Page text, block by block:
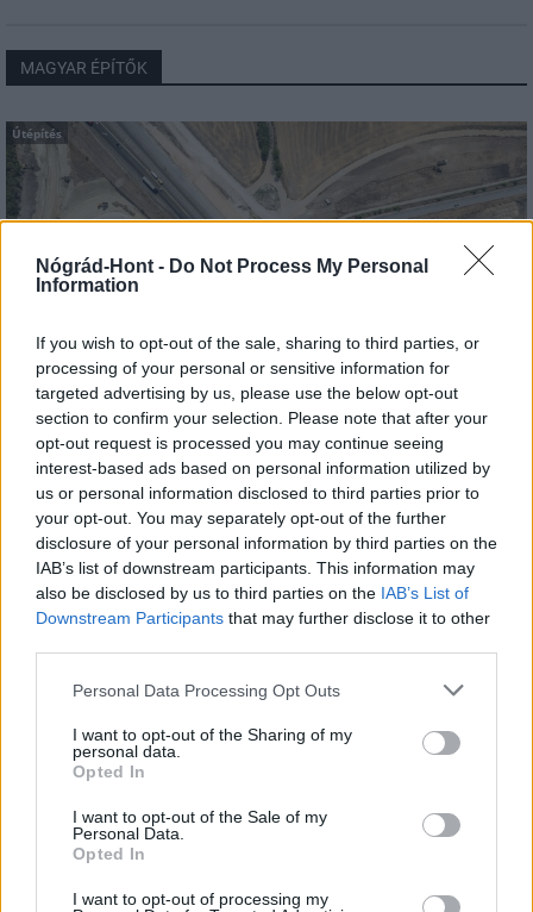
Nógrád-Hont - Do Not Process My Personal
Information
If you wish to opt-out of the sale, sharing to third parties, or
processing of your personal or sensitive information for
targeted advertising by us, please use the below opt-out
section to confirm your selection. Please note that after your
opt-out request is processed you may continue seeing
interest-based ads based on personal information utilized by
us or personal information disclosed to third parties prior to
your opt-out. You may separately opt-out of the further
disclosure of your personal information by third parties on the
IAB’s list of downstream participants. This information may
also be disclosed by us to third parties on the IAB’s List of
Downstream Participants that may further disclose it to other
Please note that this website/app uses one or more Google
not limited to your visit or usage behaviour. You may click to
grant or deny consent to Google and its third-party tags to
use your data for below specified purposes in below Google
consent section.
Personal Data Processing Opt Outs
I want to opt-out of the Sharing of my
personal data.
Opted In
I want to opt-out of the Sale of my
Personal Data.
Opted In
I want to opt-out of processing my
MAGYAR ÉPÍTŐK
Útépítés
autópálya útépítés M1-es autópálya Bicske
M1 bővítés: már zajlik a teljesen új Bicske Kelet
csomópont építése
Tizenegy meglévő csomópontot korszerűsít és négy új,
különszintű csomópontot hoz létre az MKIF az M1-es
bővítésénél.
Új gyalogosátkelők és jelzőlámpás
Hódmezővásárhely jó hírű református
iskoláját